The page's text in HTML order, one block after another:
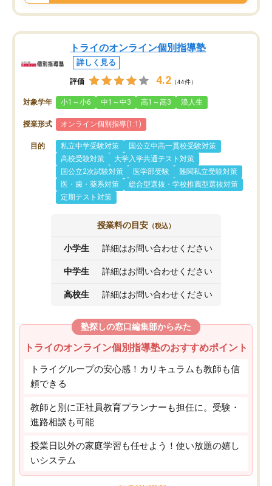
トライのオンライン個別指導塾
詳しく見る
評価 4.2 （44件）
対象学年 小1～小6 中1～中3 高1～高3 浪人生
授業形式 オンライン個別指導(1:1)
目的 私立中学受験対策
国公立中高一貫校受験対策
高校受験対策
大学入学共通テスト対策
国公立2次試験対策
医学部受験
難関私立受験対策
医・歯・薬系対策
総合型選抜・学校推薦型選抜対策
定期テスト対策
授業料の目安 （税込）
小学生 詳細はお問い合わせください
中学生 詳細はお問い合わせください
高校生 詳細はお問い合わせください
塾探しの窓口編集部からみた
トライのオンライン個別指導塾のおすすめポイント
トライグループの安心感！カリキュラムも教師も信
頼できる
教師と別に正社員教育プランナーも担任に。受験・
進路相談も可能
授業日以外の家庭学習も任せよう！使い放題の嬉し
いシステム